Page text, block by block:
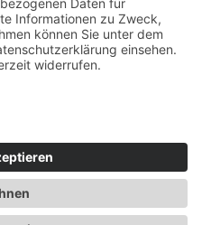
Nord Service und Vertrieb GmbH